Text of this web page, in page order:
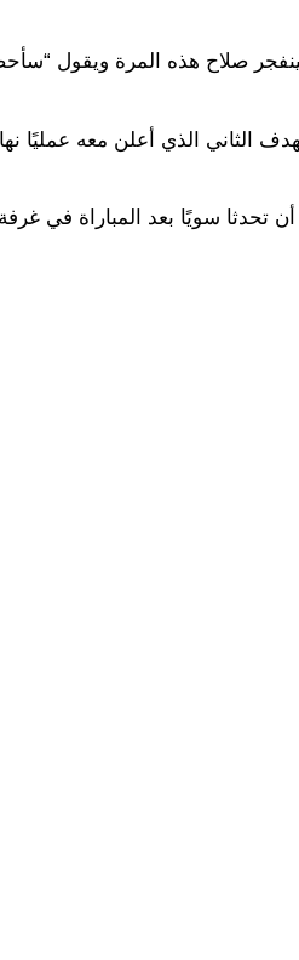
صلاح هذه المرة ويقول
الذي أعلن معه عمليًا
تحدثا سويًا بعد المباراة في